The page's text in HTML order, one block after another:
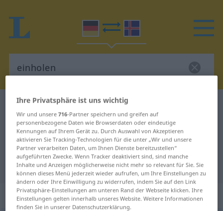
Deutsch-Isländisch Wörterbuch
Deutsch-Isländisch Übersetzung
für "einholen"
"einholen" Isländisch Übersetzung
„einholen“
Ihre Privatsphäre ist uns wichtig
Wir und unsere716-Partner speichern und greifen auf
personenbezogene Daten wie Browserdaten oder eindeutige
Kennungen auf Ihrem Gerät zu. Durch Auswahl von Akzeptieren
aktivieren Sie Tracking-Technologien für die unter „Wir und unsere
Partner verarbeiten Daten, um Ihnen Dienste bereitzustellen“
aufgeführten Zwecke. Wenn Tracker deaktiviert sind, sind manche
Inhalte und Anzeigen möglicherweise nicht mehr so relevant für Sie. Sie
können dieses Menü jederzeit wieder aufrufen, um Ihre Einstellungen zu
ändern oder Ihre Einwilligung zu widerrufen, indem Sie auf den Link
Privatsphäre-Einstellungen am unteren Rand der Webseite klicken. Ihre
Einstellungen gelten innerhalb unseres Website. Weitere Informationen
finden Sie in unserer Datenschutzerklärung.